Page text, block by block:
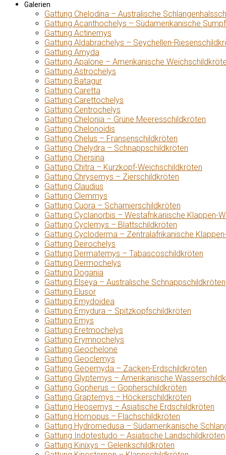
Galerien
Gattung Chelodina – Australische
Gattung Acanthochelys – Südamerikanische
Gattung Actinemys
Gattung Aldabrachelys – Seychellen-
Gattung Amyda
Gattung Apalone – Amerikanische
Gattung Astrochelys
Gattung Batagur
Gattung Caretta
Gattung Carettochelys
Gattung Centrochelys
Gattung Chelonia – Grüne Meeresschildkröten
Gattung Chelonoidis
Gattung Chelus – Fransenschildkröten
Gattung Chelydra – Schnappschildkröten
Gattung Chersina
Gattung Chitra – Kurzkopf-Weichschildkröten
Gattung Chrysemys – Zierschildkröten
Gattung Claudius
Gattung Clemmys
Gattung Cuora – Scharnierschildkröten
Gattung Cyclanorbis – Westafrikanische Klappen-
Gattung Cyclemys – Blattschildkröten
Gattung Cycloderma – Zentralafrikanische
Gattung Deirochelys
Gattung Dermatemys – Tabascoschildkröten
Gattung Dermochelys
Gattung Dogania
Gattung Elseya – Australische Schnappschildkröten
Gattung Elusor
Gattung Emydoidea
Gattung Emydura – Spitzkopfschildkröten
Gattung Emys
Gattung Eretmochelys
Gattung Erymnochelys
Gattung Geochelone
Gattung Geoclemys
Gattung Geoemyda – Zacken-Erdschildkröten
Gattung Glyptemys – Amerikanische
Gattung Gopherus – Gopherschildkröten
Gattung Graptemys – Höckerschildkröten
Gattung Heosemys – Asiatische Erdschildkröten
Gattung Homopus – Flachschildkröten
Gattung Hydromedusa – Südamerikanische
Gattung Indotestudo – Asiatische Landschildkröten
Gattung Kinixys – Gelenkschildkröten